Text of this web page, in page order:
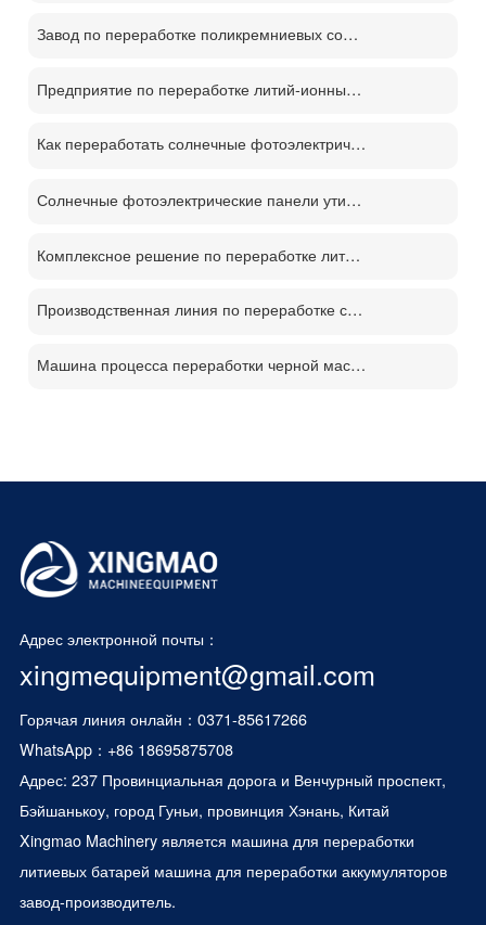
Завод по переработке поликремниевых солнечных панелей PV
Предприятие по переработке литий-ионных аккумуляторов
Как переработать солнечные фотоэлектрические панели？
Солнечные фотоэлектрические панели утилизации машина цена
Комплексное решение по переработке литиевых батарей
Производственная линия по переработке солнечных панелей PV
Машина процесса переработки черной массы батареи
Адрес электронной почты：
xingmequipment@gmail.com
Горячая линия онлайн：0371-85617266
WhatsApp： +86 18695875708
Адрес: 237 Провинциальная дорога и Венчурный проспект,
Бэйшанькоу, город Гуньи, провинция Хэнань, Китай
Xingmao Machinery является машина для переработки
литиевых батарей машина для переработки аккумуляторов
завод-производитель.